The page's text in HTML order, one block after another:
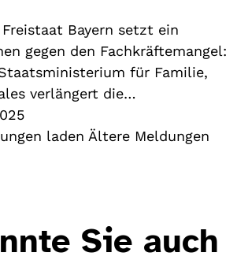
Bayern setzt ein
gegen den Fachkräftemangel:
für Familie,
verlängert die…
laden Ältere Meldungen
Sie auch